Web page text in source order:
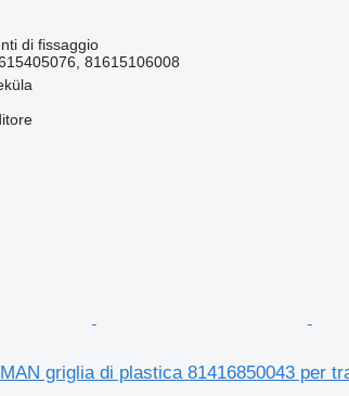
di fissaggio
81615106008
griglia di plastica 81416850043 per